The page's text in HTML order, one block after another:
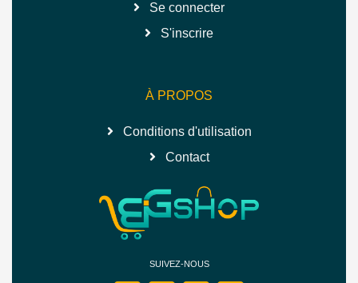
Se connecter
S'inscrire
À PROPOS
Conditions d'utilisation
Contact
SUIVEZ-NOUS